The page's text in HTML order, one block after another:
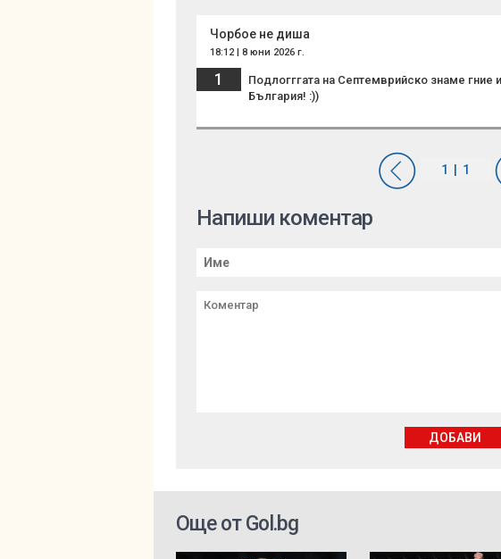
Чорбое не диша
18:12 | 8 юни 2026 г.
1
Подлогггата на Септемврийско знаме гние
България! :))
Напиши коментар
ДОБАВИ
Още от Gol.bg